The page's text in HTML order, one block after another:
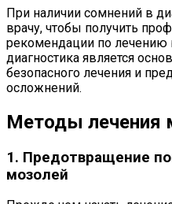
При наличии сомнений в
врачу, чтобы получить
рекомендации по лечению
диагностика является
безопасного лечения и
осложнений.
Методы лечения
1. Предотвращение
мозолей